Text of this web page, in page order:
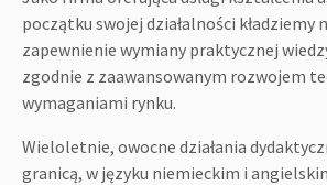
początku swojej działalności kładziemy
zapewnienie wymiany praktycznej
zgodnie z zaawansowanym rozwojem
wymaganiami rynku.
Wieloletnie, owocne działania
granicą, w języku niemieckim i